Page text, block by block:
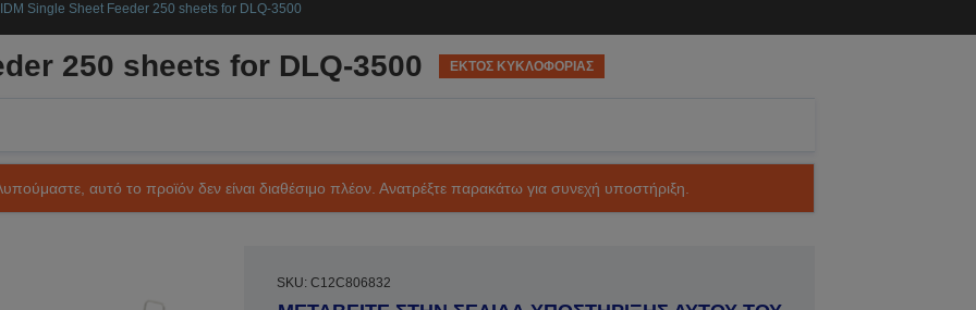
Single Sheet Feeder 250 sheets for DLQ-3500
250 sheets for DLQ-3500 ΕΚΤΟΣ ΚΥΚΛΟΦΟΡΙΑΣ
αυτό το προϊόν δεν είναι διαθέσιμο πλέον. Ανατρέξτε παρακάτω για συνεχή υποστήριξη.
SKU: C12C806832